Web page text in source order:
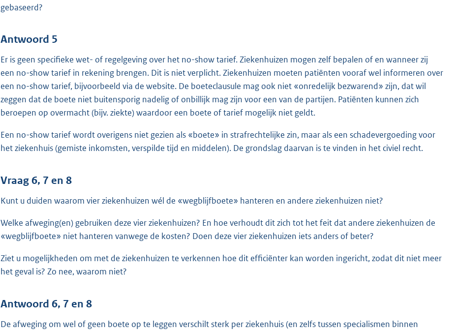
gebaseerd?
Antwoord 5
Er is geen specifieke wet- of regelgeving over het no-show tarief. Ziekenhuizen mogen zelf bepalen of en wanneer zij
een no-show tarief in rekening brengen. Dit is niet verplicht. Ziekenhuizen moeten patiënten vooraf wel informeren over
een no-show tarief, bijvoorbeeld via de website. De boeteclausule mag ook niet «onredelijk bezwarend» zijn, dat wil
zeggen dat de boete niet buitensporig nadelig of onbillijk mag zijn voor een van de partijen. Patiënten kunnen zich
beroepen op overmacht (bijv. ziekte) waardoor een boete of tarief mogelijk niet geldt.
Een no-show tarief wordt overigens niet gezien als «boete» in strafrechtelijke zin, maar als een schadevergoeding voor
het ziekenhuis (gemiste inkomsten, verspilde tijd en middelen). De grondslag daarvan is te vinden in het civiel recht.
Vraag 6, 7 en 8
Kunt u duiden waarom vier ziekenhuizen wél de «wegblijfboete» hanteren en andere ziekenhuizen niet?
Welke afweging(en) gebruiken deze vier ziekenhuizen? En hoe verhoudt dit zich tot het feit dat andere ziekenhuizen de
«wegblijfboete» niet hanteren vanwege de kosten? Doen deze vier ziekenhuizen iets anders of beter?
Ziet u mogelijkheden om met de ziekenhuizen te verkennen hoe dit efficiënter kan worden ingericht, zodat dit niet meer
het geval is? Zo nee, waarom niet?
Antwoord 6, 7 en 8
De afweging om wel of geen boete op te leggen verschilt sterk per ziekenhuis (en zelfs tussen specialismen binnen